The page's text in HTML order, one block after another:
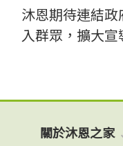
沐恩期待連結
入群眾，擴大宣
關於沐恩之家